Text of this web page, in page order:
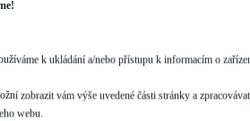
k ukládání a/nebo přístupu k informacím o
zobrazit vám výše uvedené části stránky a zpracovávat
webu.
kolem třetí hodiny.